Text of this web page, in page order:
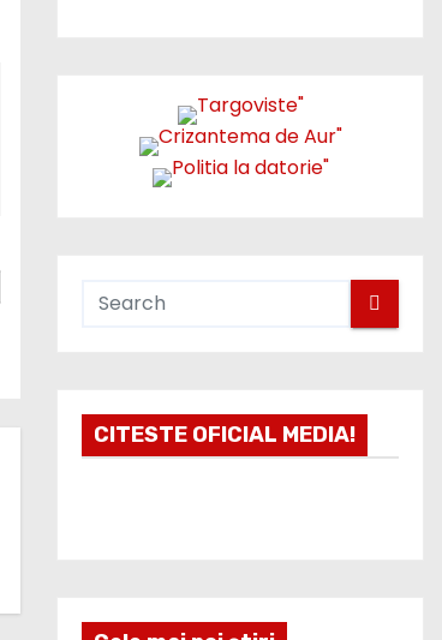
CITESTE OFICIAL MEDIA!